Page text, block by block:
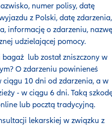
numer polisy, datę
z Polski, datę zdarzenia,
informację o zdarzeniu, nazwę
udzielającej pomocy.
lub został zniszczony w
O zdarzeniu powinieneś
10 dni od zdarzenia, a w
- w ciągu 6 dni. Taką
lub pocztą tradycyjną.
lekarskiej w związku z